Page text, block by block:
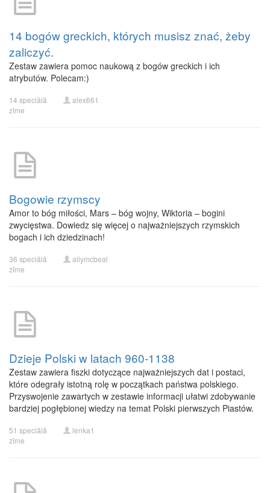
14 bogów greckich, których musisz znać, żeby
zaliczyć.
Zestaw zawiera pomoc naukową z bogów greckich i ich
atrybutów. Polecam:)
14 speciālā
zīme
alex661
Bogowie rzymscy
Amor to bóg miłości, Mars – bóg wojny, Wiktoria – bogini
zwycięstwa. Dowiedz się więcej o najważniejszych rzymskich
bogach i ich dziedzinach!
36 speciālā
zīme
allymcbeal
Dzieje Polski w latach 960-1138
Zestaw zawiera fiszki dotyczące najważniejszych dat i postaci,
które odegrały istotną rolę w początkach państwa polskiego.
Przyswojenie zawartych w zestawie informacji ułatwi zdobywanie
bardziej pogłębionej wiedzy na temat Polski pierwszych Piastów.
51 speciālā
zīme
lenka1